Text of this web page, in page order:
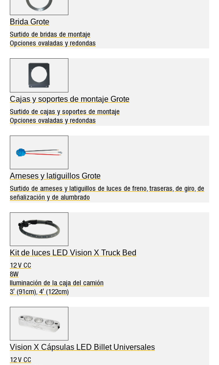
Brida Grote
Surtido de bridas de montaje
Opciones ovaladas y redondas
Cajas y soportes de montaje Grote
Surtido de cajas y soportes de montaje
Opciones ovaladas y redondas
Arneses y latiguillos Grote
Surtido de arneses y latiguillos de luces de freno, traseras, de giro, de
señalización y de alumbrado
Kit de luces LED Vision X Truck Bed
12 V CC
8W
Iluminación de la caja del camión
3′ (91cm), 4′ (122cm)
Vision X Cápsulas LED Billet Universales
12 V CC